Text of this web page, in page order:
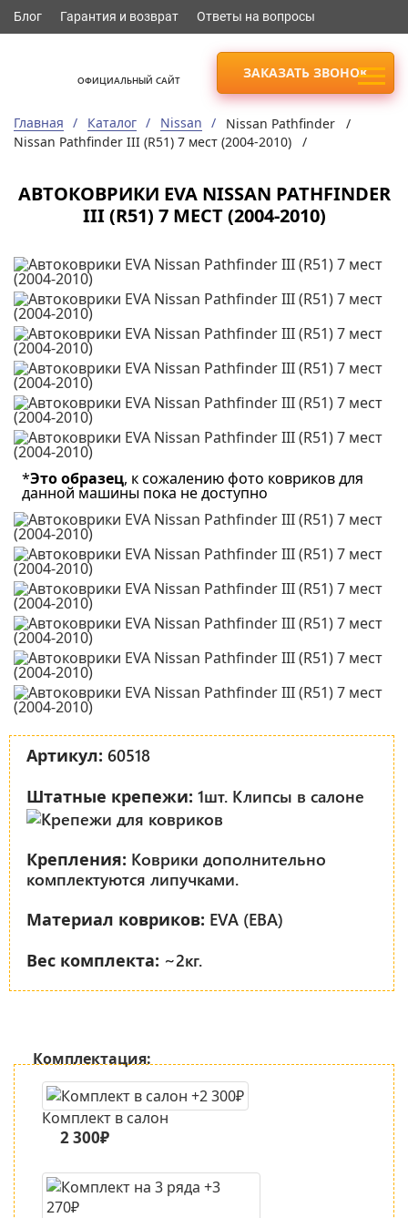
Блог Гарантия и возврат Ответы на вопросы
ОФИЦИАЛЬНЫЙ САЙТ ЗАКАЗАТЬ ЗВОНОК
Главная Каталог Nissan
Nissan Pathfinder /
Nissan Pathfinder III (R51) 7 мест (2004-2010) /
АВТОКОВРИКИ EVA NISSAN PATHFINDER
III (R51) 7 МЕСТ (2004-2010)
*Это образец, к сожалению фото ковриков для
данной машины пока не доступно
Артикул: 60518
Штатные крепежи: 1шт. Клипсы в салоне
Крепления: Коврики дополнительно
комплектуются липучками.
Материал ковриков: EVA (ЕВА)
Вес комплекта: ~2кг.
Комплектация:
Комплект в салон
2 300₽